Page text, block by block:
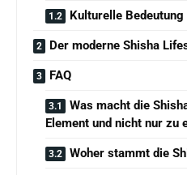
Kulturelle
Der moderne Shisha
FAQ
Was macht die
Element und nicht nur zu
Woher stammt die